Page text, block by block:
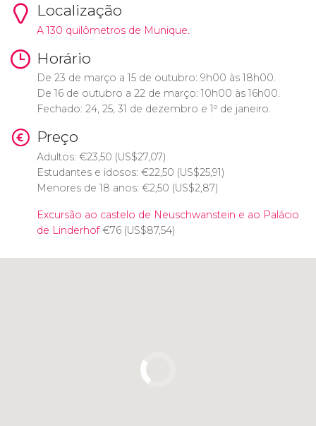
Localização
A 130 quilômetros de Munique.
Horário
De 23 de março a 15 de outubro: 9h00 às 18h00.
De 16 de outubro a 22 de março: 10h00 às 16h00.
Fechado: 24, 25, 31 de dezembro e 1º de janeiro.
Preço
Adultos: €23,50 (US$27,07)
Estudantes e idosos: €22,50 (US$25,91)
Menores de 18 anos: €2,50 (US$2,87)
Excursão ao castelo de Neuschwanstein e ao Palácio
de Linderhof €76 (US$87,54)